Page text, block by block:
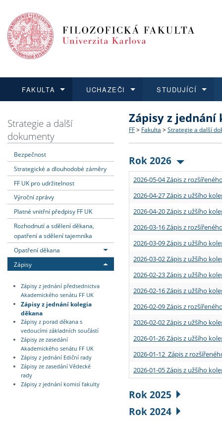
FAKULTA
Dozvědět se více
Struktura a historie
Strategie a další
Podpora a benefity pro
Absolventi fakulty
UCHAZEČI
Podat přihlášku
Co studovat a jak se
Učitelské studijní
Informace k průběhu
STUDUJÍCÍ
Dozvědět se více
Bakalářské a magisterské
Doktorské studium
Rigorózní řízení
Dozvědět se více
O vědě a výzkumu na FF
Akademické kvalifikace
Granty a projekty
Dozvědět se více
Aktuální nabídky a
Vyjíždějící studenti
Přijíždějící studenti
Vyjíždějící zaměstnanci
Strategie a další
dokumenty
Bezpečnost
Strategické a dlouhodobé záměry
FF UK pro udržitelnost
Výroční zprávy
Platné vnitřní předpisy FF UK
Rozhodnutí a sdělení děkana,
opatření a sdělení tajemníka
Opatření děkana
Zápisy
Zápisy z jednání předsednictva
Akademického senátu FF UK
Zápisy z jednání kolegia
děkana
Zápisy z porad děkana s
vedoucími základních součástí
Zápisy ze zasedání
Akademického senátu FF UK
Zápisy z jednání Ediční rady
Zápisy ze zasedání Vědecké
rady
Zápisy z jednání komisí fakulty
Zápisy z jednání
FF > Fakulta > Strategie a další
Rok 2026
2026-05-04 Zápis z
2026-04-27 Zápis z užšího
2026-04-20 Zápis z užšího
2026-03-16 Zápis z
2026-03-09 Zápis z užšího
2026-03-02 Zápis z užšího
2026-02-23 Zápis z užšího
2026-02-16 Zápis z užšího
2026-02-09 Zápis z
2026-02-02 Zápis z užšího
2026-01-26 Zápis z užšího
2026-01-12 Zápis z
2026-01-05 Zápis z užšího
Rok 2025
Rok 2024